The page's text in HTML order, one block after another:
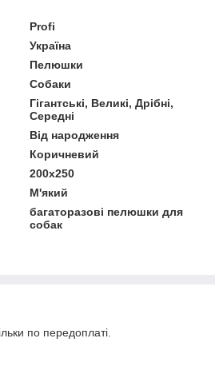
Profi
Україна
Пелюшки
Собаки
Гігантські, Великі, Дрібні,
Середні
Від народження
Коричневий
200х250
М'який
багаторазові пелюшки для
собак
по передоплаті.